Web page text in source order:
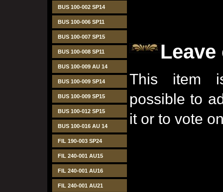
BUS 100-002 SP14
BUS 100-006 SP11
BUS 100-007 SP15
BUS 100-008 SP11
BUS 100-009 AU 14
BUS 100-009 SP14
BUS 100-009 SP15
BUS 100-012 SP15
BUS 100-016 AU 14
FIL 190-003 SP24
FIL 240-001 AU15
FIL 240-001 AU16
FIL 240-001 AU21
Leave
This item
possible to
it or to vote